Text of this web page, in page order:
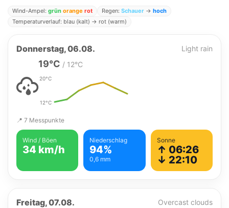
Wind-Ampel: grün orange rot Regen: Schauer → hoch
Temperaturverlauf: blau (kalt) → rot (warm)
Donnerstag, 06.08. Light rain
19°C / 12°C
20°C
12°C
📍 7 Messpunkte
Wind / Böen
34 km/h
Niederschlag
94%
0,6 mm
Sonne
↑ 06:26
↓ 22:10
Freitag, 07.08. Overcast clouds